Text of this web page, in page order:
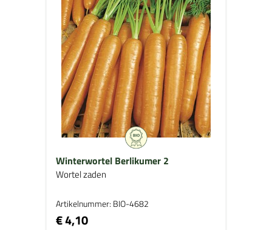
Winterwortel Berlikumer 2
Wortel zaden
Artikelnummer: BIO-4682
€ 4,10